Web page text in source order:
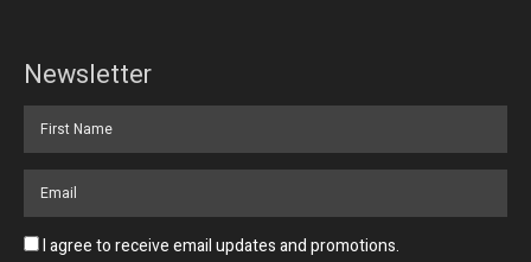
Newsletter
I agree to receive email updates and promotions.